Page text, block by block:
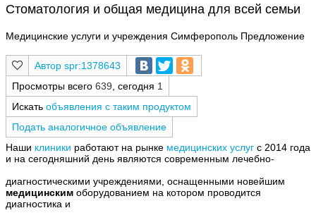
Стоматология и общая медицина для всей семьи
Медицинские услуги и учреждения Симферополь Предложение
spr:1378643
Просмотры всего 639 , сегодня 1
Искать объявления с таким продуктом
Подать аналогичное объявление
Наши клиники работают на рынке медицинских услуг с 2014 года
и на сегодняшний день являются современным лечебно-
диагностическими учреждениями, оснащенными новейшим
медицинским оборудованием на котором проводится
диагностика и